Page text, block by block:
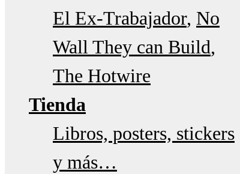
El Ex-Trabajador No
Wall They can Build
The Hotwire
Tienda
Libros, posters, stickers
y más…